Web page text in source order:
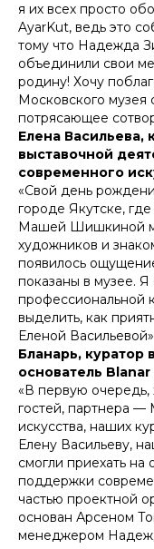
я их всех просто
AyarKut, ведь это
тому что Надежда
объединили свои
родину! Хочу
Московского музея
потрясающее
Елена Васильева,
выставочной
современного
«Свой день
городе Якутске,
Машей Шишкиной
художников и
появилось
показаны в музее.
профессиональной
выделить, как
Еленой
Бланарь, куратор
основатель
«В первую очередь,
гостей, партнера —
искусства, наших
Елену Васильеву,
смогли приехать
поддержки
частью проектной
основан Арсеном
менеджером